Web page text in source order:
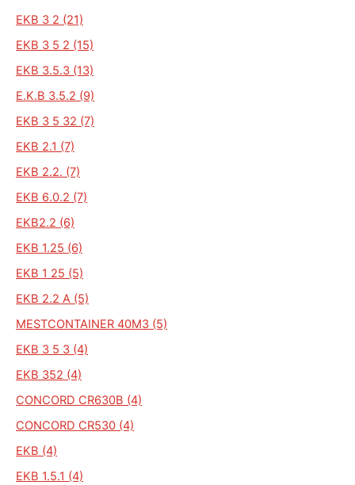
EKB 3 2 (21)
EKB 3 5 2 (15)
EKB 3.5.3 (13)
E.K.B 3.5.2 (9)
EKB 3 5 32 (7)
EKB 2.1 (7)
EKB 2.2. (7)
EKB 6.0.2 (7)
EKB2.2 (6)
EKB 1.25 (6)
EKB 1 25 (5)
EKB 2.2 A (5)
MESTCONTAINER 40M3 (5)
EKB 3 5 3 (4)
EKB 352 (4)
CONCORD CR630B (4)
CONCORD CR530 (4)
EKB (4)
EKB 1.5.1 (4)